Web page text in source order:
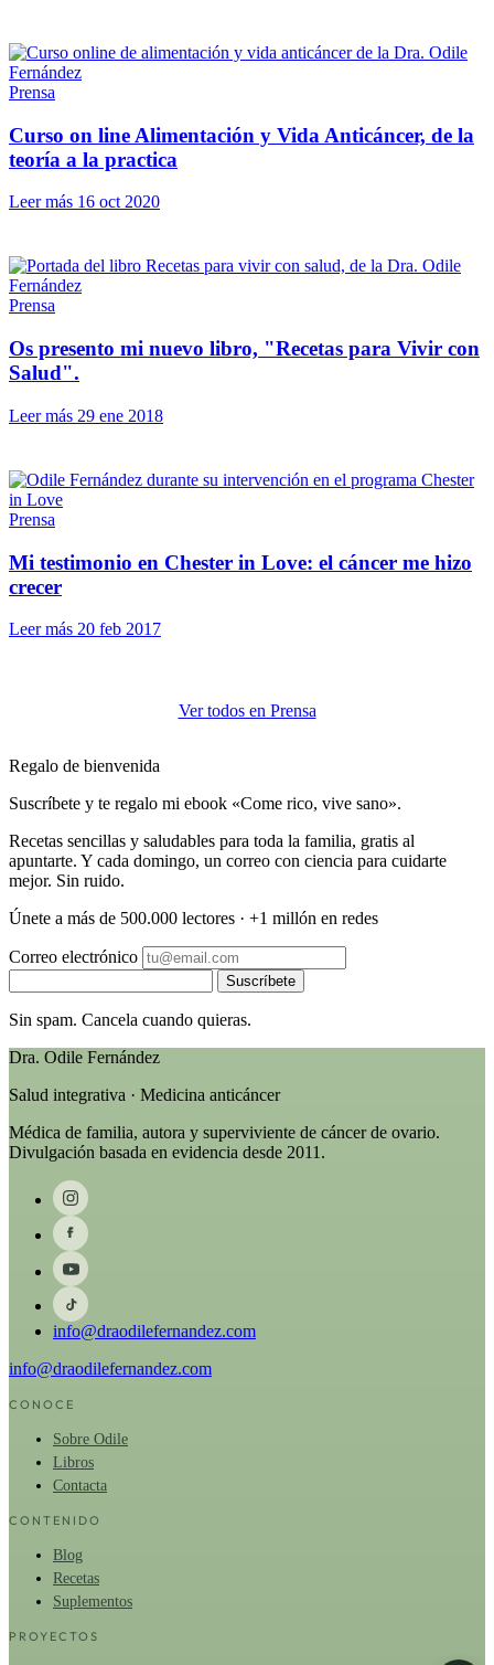
Prensa
Curso on line Alimentación y Vida Anticáncer, de la
teoría a la practica
Leer más 16 oct 2020
Prensa
Os presento mi nuevo libro, "Recetas para Vivir con
Salud".
Leer más 29 ene 2018
Prensa
Mi testimonio en Chester in Love: el cáncer me hizo
crecer
Leer más 20 feb 2017
Ver todos en Prensa
Regalo de bienvenida
Suscríbete y te regalo mi ebook «Come rico, vive sano».
Recetas sencillas y saludables para toda la familia, gratis al
apuntarte. Y cada domingo, un correo con ciencia para cuidarte
mejor. Sin ruido.
Únete a más de 500.000 lectores · +1 millón en redes
Correo electrónico
Suscríbete
Sin spam. Cancela cuando quieras.
Dra. Odile Fernández
Salud integrativa · Medicina anticáncer
Médica de familia, autora y superviviente de cáncer de ovario.
Divulgación basada en evidencia desde 2011.
info@draodilefernandez.com
info@draodilefernandez.com
CONOCE
Sobre Odile
Libros
Contacta
CONTENIDO
Blog
Recetas
Suplementos
PROYECTOS